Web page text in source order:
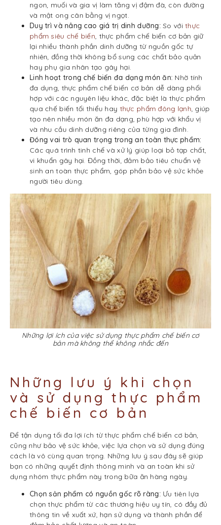
ngon, muối và gia vị làm tăng vị đậm đà, còn đường
và mật ong cân bằng vị ngọt.
Duy trì và nâng cao giá trị dinh dưỡng:So vớithực
phẩm siêu chế biến, thực phẩm chế biến cơ bản giữ
lại nhiều thành phần dinh dưỡng từ nguồn gốc tự
nhiên, đồng thời không bổ sung các chất bảo quản
hay phụ gia nhân tạo gây hại.
Linh hoạt trong chế biến đa dạng món ăn: Nhờ tính
đa dụng, thực phẩm chế biến cơ bản dễ dàng phối
hợp với các nguyên liệu khác, đặc biệt là thực phẩm
qua chế biến tối thiểu hay thực phẩm đông lạnh, giúp
tạo nên nhiều món ăn đa dạng, phù hợp với khẩu vị
và nhu cầu dinh dưỡng riêng của từng gia đình.
Đóng vai trò quan trọng trong an toàn thực phẩm:
Các quá trình tinh chế và xử lý giúp loại bỏ tạp chất,
vi khuẩn gây hại. Đồng thời, đảm bảo tiêu chuẩn vệ
sinh an toàn thực phẩm, góp phần bảo vệ sức khỏe
người tiêu dùng.
Những lợi ích của việc sử dụng thực phẩm chế biến cơ
bản mà không thể không nhắc đến
Những lưu ý khi chọn
và sử dụng thực phẩm
chế biến cơ bản
Để tận dụng tối đa lợi ích từ thực phẩm chế biến cơ bản,
cũng như bảo vệ sức khỏe, việc lựa chọn và sử dụng đúng
cách là vô cùng quan trọng. Những lưu ý sau đây sẽ giúp
bạn có những quyết định thông minh và an toàn khi sử
dụng nhóm thực phẩm này trong bữa ăn hàng ngày.
Chọn sản phẩm có nguồn gốc rõ ràng: Ưu tiên lựa
chọn thực phẩm từ các thương hiệu uy tín, có đầy đủ
thông tin về xuất xứ, hạn sử dụng và thành phần để